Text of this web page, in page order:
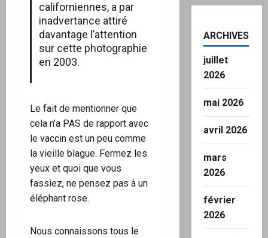
californiennes, a par
inadvertance attiré
davantage l’attention
sur cette photographie
en 2003.
Le fait de mentionner que
cela n’a PAS de rapport avec
le vaccin est un peu comme
la vieille blague. Fermez les
yeux et quoi que vous
fassiez, ne pensez pas à un
éléphant rose.
Nous connaissons tous le
ARCHIVES
juillet
2026
mai 2026
avril 2026
mars
2026
février
2026